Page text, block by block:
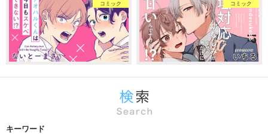
コミック コミック
キーワード